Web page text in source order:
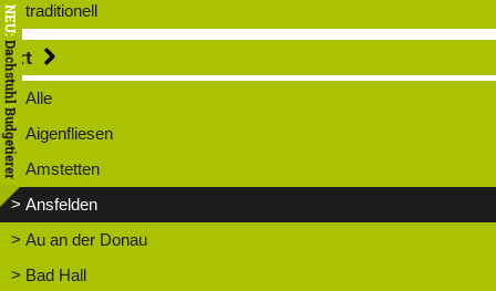
> traditionell
Ort
> Alle
> Aigenfliesen
> Amstetten
> Ansfelden
> Au an der Donau
> Bad Hall
NEU:
Dachstuhl Budgetierer